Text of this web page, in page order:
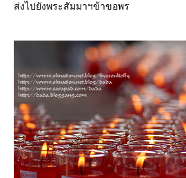
ส่งไปยังพระสัมมาฯข้าขอพร